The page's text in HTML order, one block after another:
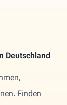
Deutschland
Finden